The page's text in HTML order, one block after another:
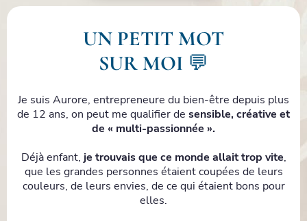
UN PETIT MOT
SUR MOI 💬
Je suis Aurore, entrepreneure du bien-être depuis plus
de 12 ans, on peut me qualifier de sensible, créative et
de « multi-passionnée ».
Déjà enfant, je trouvais que ce monde allait trop vite,
que les grandes personnes étaient coupées de leurs
couleurs, de leurs envies, de ce qui étaient bons pour
elles.